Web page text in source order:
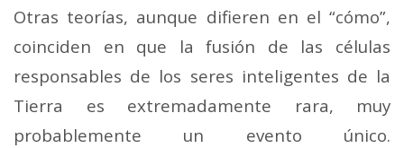
Otras teorías, aunque difieren en el “cómo”,
coinciden en que la fusión de las células
responsables de los seres inteligentes de la
Tierra es extremadamente rara, muy
probablemente un evento único.